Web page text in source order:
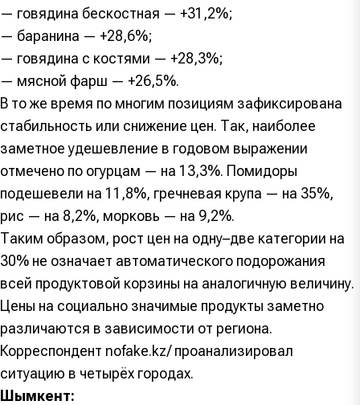
— говядина бескостная — +31,2%;
— баранина — +28,6%;
— говядина с костями — +28,3%;
— мясной фарш — +26,5%.
В то же время по многим позициям зафиксирована
стабильность или снижение цен. Так, наиболее
заметное удешевление в годовом выражении
отмечено по огурцам — на 13,3%. Помидоры
подешевели на 11,8%, гречневая крупа — на 35%,
рис — на 8,2%, морковь — на 9,2%.
Таким образом, рост цен на одну–две категории на
30% не означает автоматического подорожания
всей продуктовой корзины на аналогичную величину.
Цены на социально значимые продукты заметно
различаются в зависимости от региона.
Корреспондент nofake.kz/ проанализировал
ситуацию в четырёх городах.
Шымкент: